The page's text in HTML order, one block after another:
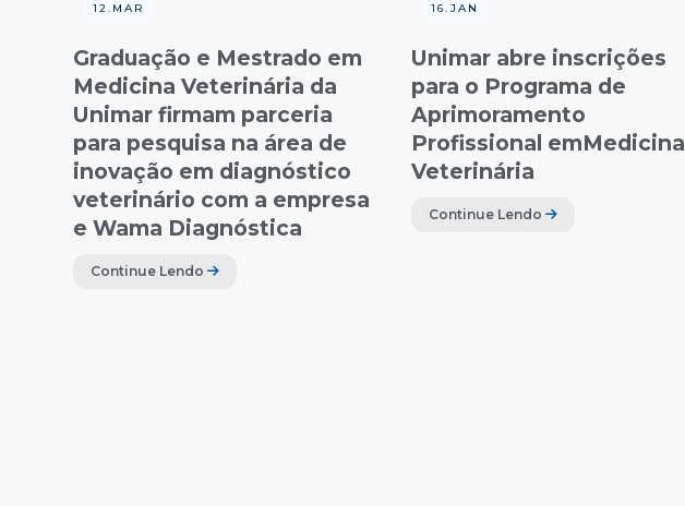
12.MAR
Graduação e Mestrado em
Medicina Veterinária da
Unimar firmam parceria
para pesquisa na área de
inovação em diagnóstico
veterinário com a empresa
e Wama Diagnóstica
Continue Lendo
16.JAN
Unimar abre inscrições
para o Programa de
Aprimoramento
Profissional emMedicina
Veterinária
Continue Lendo